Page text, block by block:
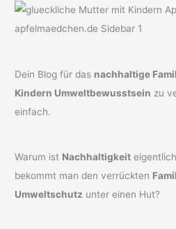
Dein Blog für das nachhaltige
Kindern Umweltbewusstsein zu
einfach.
Warum ist Nachhaltigkeit
bekommt man den verrückten
Umweltschutz unter einen Hut?